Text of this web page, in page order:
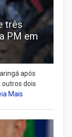
três
PM em
após
dois
Mais